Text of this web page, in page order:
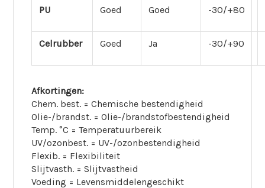
PU Goed Goed -30/+80
Celrubber Goed Ja -30/+90
Afkortingen:
Chem. best. = Chemische bestendigheid
Olie-/brandst. = Olie-/brandstofbestendigheid
Temp. °C = Temperatuurbereik
UV/ozonbest. = UV-/ozonbestendigheid
Flexib. = Flexibiliteit
Slijtvasth. = Slijtvastheid
Voeding = Levensmiddelengeschikt